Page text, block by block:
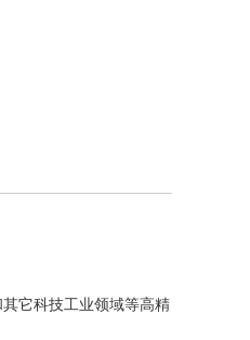
它科技工业领域等高精